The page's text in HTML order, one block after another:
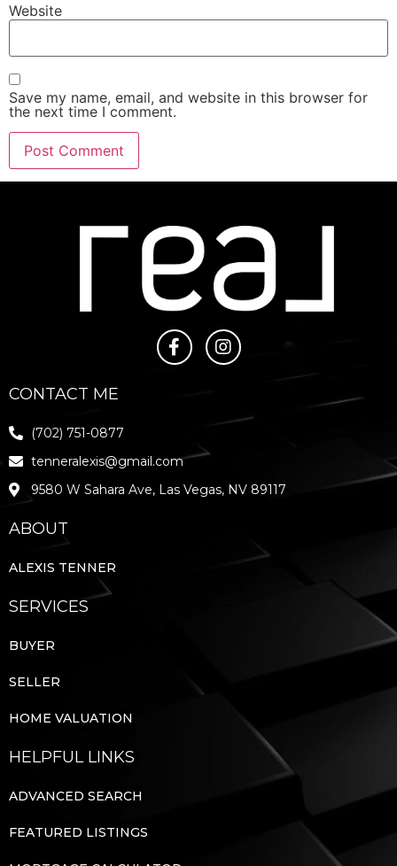
Website
Save my name, email, and website in this browser for
the next time I comment.
CONTACT ME
(702) 751-0877
tenneralexis@gmail.com
9580 W Sahara Ave, Las Vegas, NV 89117
ABOUT
ALEXIS TENNER
SERVICES
BUYER
SELLER
HOME VALUATION
HELPFUL LINKS
ADVANCED SEARCH
FEATURED LISTINGS